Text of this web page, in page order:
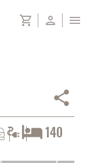
shopping_cart person menu
share
electrical_services 140